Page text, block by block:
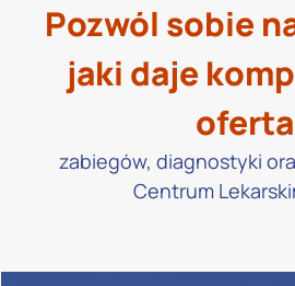
Pozwól sobie
jaki daje
oferta
zabiegów, diagnostyki
Centrum